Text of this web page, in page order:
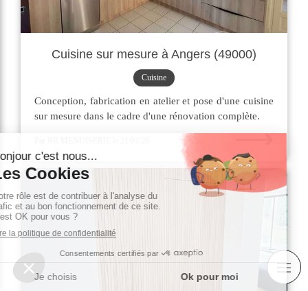
Cuisine sur mesure à Angers (49000)
Cuisine
Conception, fabrication en atelier et pose d'une cuisine
sur mesure dans le cadre d'une rénovation complète.
⟶